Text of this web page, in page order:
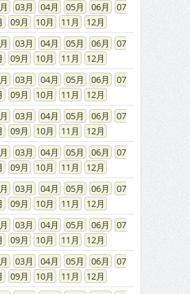
03 04 05 06
07
09 10 11
12
03 04 05 06
07
09 10 11
12
03 04 05 06
07
09 10 11
12
03 04 05 06
07
09 10 11
12
03 04 05 06
07
09 10 11
12
03 04 05 06
07
09 10 11
12
03 04 05 06
07
09 10 11
12
03 04 05 06
07
09 10 11
12